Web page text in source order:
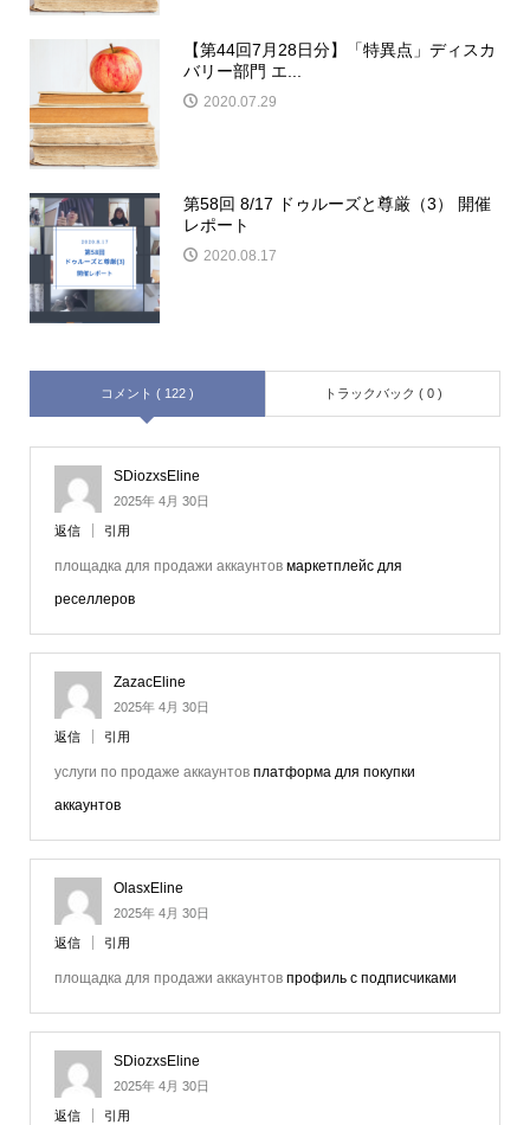
【第44回7月28日分】「特異点」ディスカ
バリー部門 エ...
2020.07.29
第58回 8/17 ドゥルーズと尊厳（3） 開催
レポート
2020.08.17
コメント ( 122 ) トラックバック ( 0 )
SDiozxsEline
2025年 4月 30日
返信 引用
площадка для продажи аккаунтов маркетплейс для
реселлеров
ZazacEline
2025年 4月 30日
返信 引用
услуги по продаже аккаунтов платформа для покупки
аккаунтов
OlasxEline
2025年 4月 30日
返信 引用
площадка для продажи аккаунтов профиль с подписчиками
SDiozxsEline
2025年 4月 30日
返信 引用